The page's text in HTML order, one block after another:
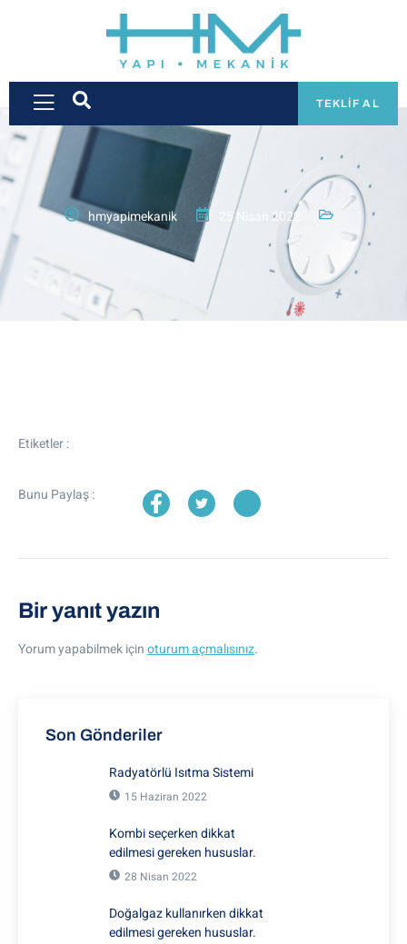
TEKLIF AL
hmyapimekanik 25 Nisan 2022
Etiketler :
Bunu Paylaş :
Bir yanıt yazın
Yorum yapabilmek içinoturum açmalısınız.
Son Gönderiler
Radyatörlü Isıtma Sistemi
15 Haziran 2022
Kombi seçerken dikkat
edilmesi gereken hususlar.
28 Nisan 2022
Doğalgaz kullanırken dikkat
edilmesi gereken hususlar.